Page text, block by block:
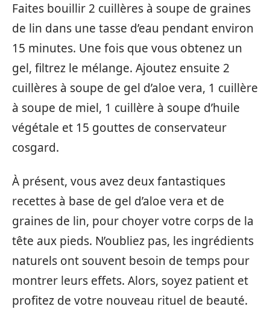
Faites bouillir 2 cuillères à soupe de graines
de lin dans une tasse d’eau pendant environ
15 minutes. Une fois que vous obtenez un
gel, filtrez le mélange. Ajoutez ensuite 2
cuillères à soupe de gel d’aloe vera, 1 cuillère
à soupe de miel, 1 cuillère à soupe d’huile
végétale et 15 gouttes de conservateur
cosgard.
À présent, vous avez deux fantastiques
recettes à base de gel d’aloe vera et de
graines de lin, pour choyer votre corps de la
tête aux pieds. N’oubliez pas, les ingrédients
naturels ont souvent besoin de temps pour
montrer leurs effets. Alors, soyez patient et
profitez de votre nouveau rituel de beauté.